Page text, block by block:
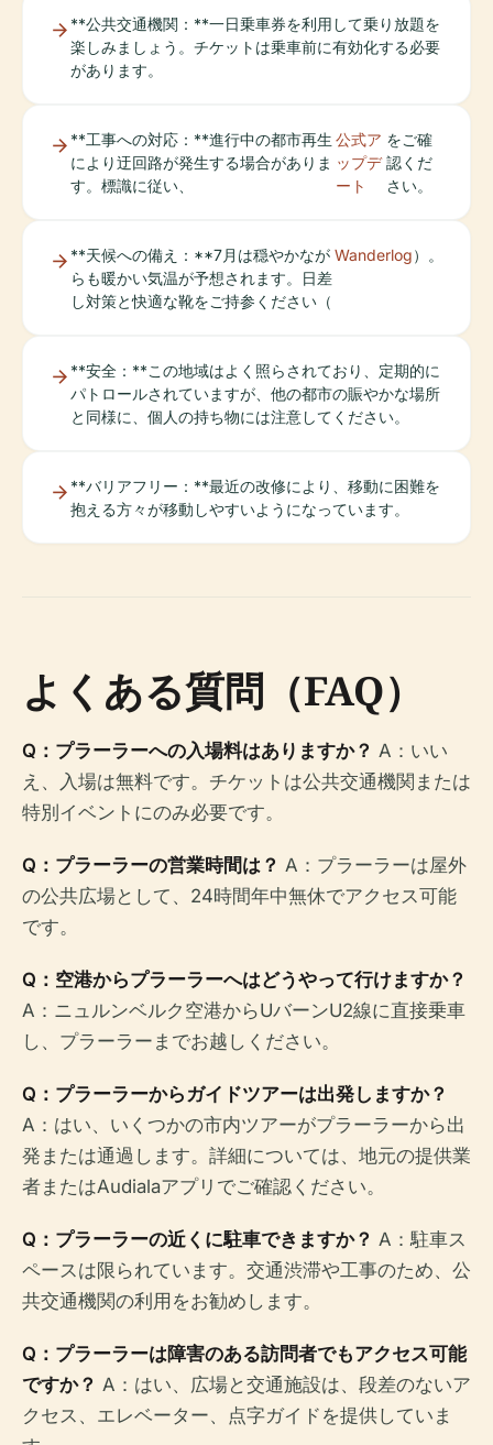
**公共交通機関：**一日乗車券を利用して乗り放題を
楽しみましょう。チケットは乗車前に有効化する必要
があります。
**工事への対応：**進行中の都市再生
により迂回路が発生する場合がありま
す。標識に従い、
公式ア
ップデ
ート
をご確
認くだ
さい。
**天候への備え：**7月は穏やかなが
らも暖かい気温が予想されます。日差
し対策と快適な靴をご持参ください（
Wanderlog）。
**安全：**この地域はよく照らされており、定期的に
パトロールされていますが、他の都市の賑やかな場所
と同様に、個人の持ち物には注意してください。
**バリアフリー：**最近の改修により、移動に困難を
抱える方々が移動しやすいようになっています。
よくある質問（FAQ）
Q：プラーラーへの入場料はありますか？ A：いい
え、入場は無料です。チケットは公共交通機関または
特別イベントにのみ必要です。
Q：プラーラーの営業時間は？ A：プラーラーは屋外
の公共広場として、24時間年中無休でアクセス可能
です。
Q：空港からプラーラーへはどうやって行けますか？
A：ニュルンベルク空港からUバーンU2線に直接乗車
し、プラーラーまでお越しください。
Q：プラーラーからガイドツアーは出発しますか？
A：はい、いくつかの市内ツアーがプラーラーから出
発または通過します。詳細については、地元の提供業
者またはAudialaアプリでご確認ください。
Q：プラーラーの近くに駐車できますか？ A：駐車ス
ペースは限られています。交通渋滞や工事のため、公
共交通機関の利用をお勧めします。
Q：プラーラーは障害のある訪問者でもアクセス可能
ですか？ A：はい、広場と交通施設は、段差のないア
クセス、エレベーター、点字ガイドを提供していま